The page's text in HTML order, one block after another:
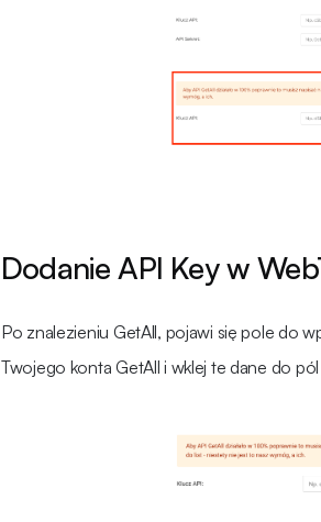
Dodanie API Key w
Po znalezieniu GetAll, pojawi się pole do
Twojego konta GetAll i wklej te dane do